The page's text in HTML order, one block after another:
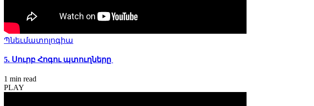
Պնեւմատոլոգիա
5. Սուրբ Հոգու պտուղները
1 min read
PLAY